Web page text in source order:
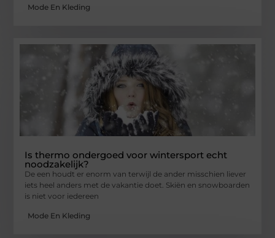
Mode En Kleding
Is thermo ondergoed voor wintersport echt
noodzakelijk?
De een houdt er enorm van terwijl de ander misschien liever
iets heel anders met de vakantie doet. Skiën en snowboarden
is niet voor iedereen
Mode En Kleding